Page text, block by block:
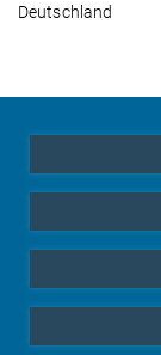
Deutschland